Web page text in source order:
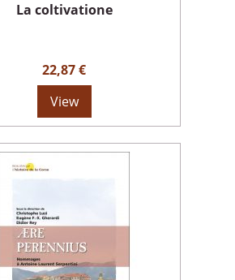
La coltivatione
22,87 €
View